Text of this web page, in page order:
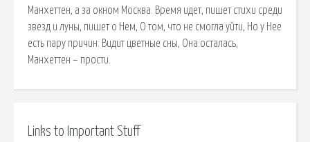
Манхеттен, а за окном Москва. Время идет, пишет стихи среди
звезд и луны, пишет о Нем, О том, что не смогла уйти, Но у Нее
есть пару причин: Видит цветные сны, Она осталась,
Манхеттен – прости.
Links to Important Stuff